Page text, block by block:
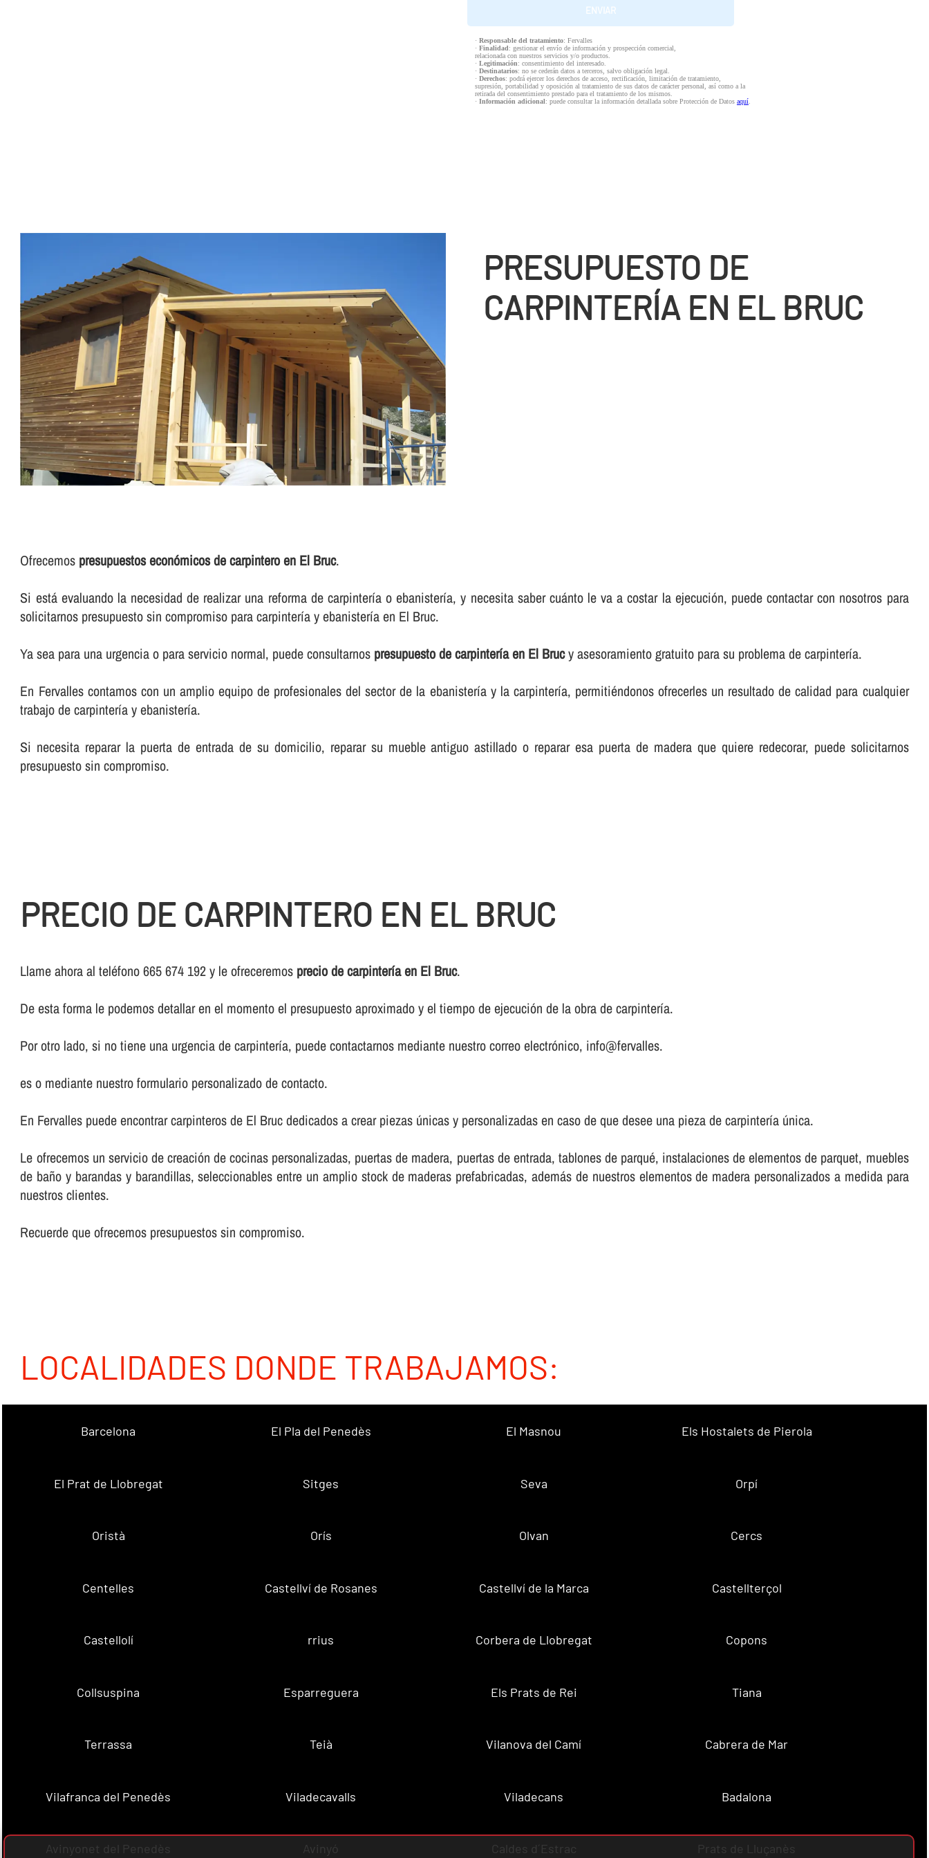
· Responsable del tratamiento: Fervalles
· Finalidad: gestionar el envío de información y prospección comercial,
relacionada con nuestros servicios y/o productos.
· Legitimación: consentimiento del interesado.
· Destinatarios: no se cederán datos a terceros, salvo obligación legal.
· Derechos: podrá ejercer los derechos de acceso, rectificación, limitación de tratamiento,
supresión, portabilidad y oposición al tratamiento de sus datos de carácter personal, así como a la
retirada del consentimiento prestado para el tratamiento de los mismos.
· Información adicional: puede consultar la información detallada sobre Protección de Datos aquí.
PRESUPUESTO DE
CARPINTERÍ­A EN EL BRUC
Ofrecemos presupuestos económicos de carpintero en El Bruc.
Si está evaluando la necesidad de realizar una reforma de carpinterí­a o ebanisterí­a, y necesita saber cuánto le va a costar la ejecución, puede contactar con nosotros para
solicitarnos presupuesto sin compromiso para carpinterí­a y ebanisterí­a en El Bruc.
Ya sea para una urgencia o para servicio normal, puede consultarnos presupuesto de carpinterí­a en El Brucy asesoramiento gratuito para su problema de carpinterí­a.
En Fervalles contamos con un amplio equipo de profesionales del sector de la ebanisterí­a y la carpinterí­a, permitiéndonos ofrecerles un resultado de calidad para cualquier
trabajo de carpinterí­a y ebanisterí­a.
Si necesita reparar la puerta de entrada de su domicilio, reparar su mueble antiguo astillado o reparar esa puerta de madera que quiere redecorar, puede solicitarnos
presupuesto sin compromiso.
PRECIO DE CARPINTERO EN EL BRUC
Llame ahora al teléfono 665 674 192 y le ofreceremos precio de carpinterí­a en El Bruc.
De esta forma le podemos detallar en el momento el presupuesto aproximado y el tiempo de ejecución de la obra de carpinterí­a.
Por otro lado, si no tiene una urgencia de carpinterí­a, puede contactarnos mediante nuestro correo electrónico, info@fervalles.
es o mediante nuestro formulario personalizado de contacto.
En Fervalles puede encontrar carpinteros de El Bruc dedicados a crear piezas únicas y personalizadas en caso de que desee una pieza de carpinterí­a única.
Le ofrecemos un servicio de creación de cocinas personalizadas, puertas de madera, puertas de entrada, tablones de parqué, instalaciones de elementos de parquet, muebles
de baño y barandas y barandillas, seleccionables entre un amplio stock de maderas prefabricadas, además de nuestros elementos de madera personalizados a medida para
nuestros clientes.
Recuerde que ofrecemos presupuestos sin compromiso.
LOCALIDADES DONDE TRABAJAMOS:
Barcelona El Pla del Penedès El Masnou Els Hostalets de Pierola
El Prat de Llobregat Sitges Seva Orpí
Oristà Orís Olvan Cercs
Centelles Castellví de Rosanes Castellví de la Marca Castellterçol
Castellolí rrius Corbera de Llobregat Copons
Collsuspina Esparreguera Els Prats de Rei Tiana
Terrassa Teià Vilanova del Camí Cabrera de Mar
Vilafranca del Penedès Viladecavalls Viladecans Badalona
Avinyonet del Penedès Avinyó Caldes d´Estrac Prats de Lluçanès